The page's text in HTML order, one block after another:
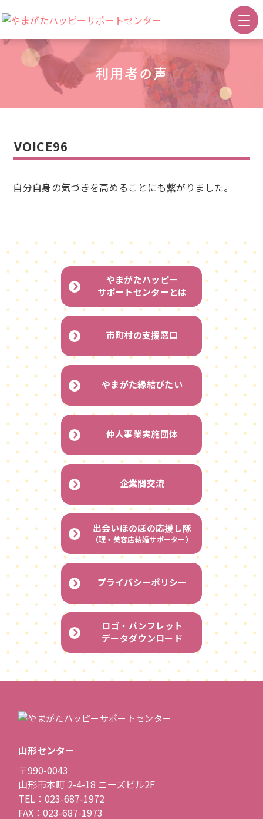
利用者の声
VOICE96
自分自身の気づきを高めることにも繋がりました。
やまがたハッピー
サポートセンターとは
市町村の支援窓口
やまがた縁結びたい
仲人事業実施団体
企業間交流
出会いほのぼの応援し隊
（理・美容店結婚サポーター）
プライバシーポリシー
ロゴ・パンフレット
データダウンロード
山形センター
〒990-0043
山形市本町 2-4-18 ニーズビル2F
TEL：023-687-1972
FAX：023-687-1973